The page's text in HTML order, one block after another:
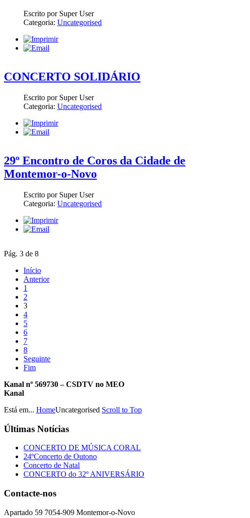
Escrito por Super User
Categoria: Uncategorised
CONCERTO SOLIDÁRIO
Escrito por Super User
Categoria: Uncategorised
29º Encontro de Coros da Cidade de
Montemor-o-Novo
Escrito por Super User
Categoria: Uncategorised
Pág. 3 de 8
Início
Anterior
1
2
3
4
5
6
7
8
Seguinte
Fim
Kanal nº 569730 – CSDTV no MEO
Kanal
Está em... HomeUncategorised Scroll to Top
Últimas Notícias
CONCERTO DE MÚSICA CORAL
24ºConcerto de Outono
Concerto de Natal
CONCERTO do 32º ANIVERSÁRIO
Contacte-nos
Apartado 59 7054-909 Montemor-o-Novo